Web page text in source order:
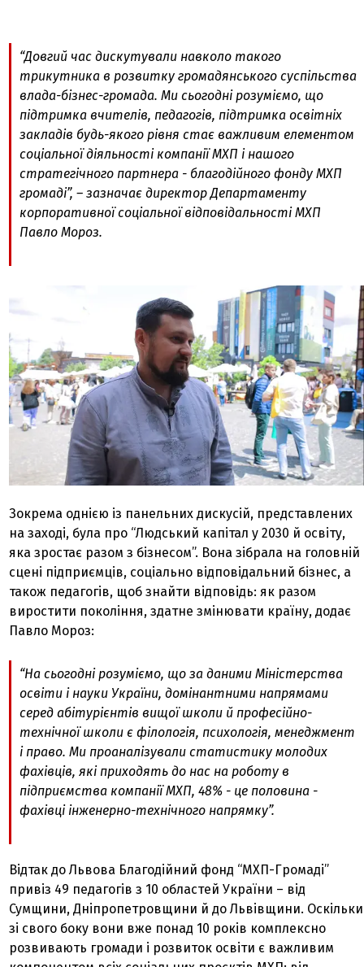
“Довгий час дискутували навколо такого
трикутника в розвитку громадянського суспільства
влада-бізнес-громада. Ми сьогодні розуміємо, що
підтримка вчителів, педагогів, підтримка освітніх
закладів будь-якого рівня стає важливим елементом
соціальної діяльності компанії МХП і нашого
стратегічного партнера - благодійного фонду МХП
громаді”, – зазначає директор Департаменту
корпоративної соціальної відповідальності МХП
Павло Мороз.
Зокрема однією із панельних дискусій, представлених
на заході, була про “Людський капітал у 2030 й освіту,
яка зростає разом з бізнесом”. Вона зібрала на головній
сцені підприємців, соціально відповідальний бізнес, а
також педагогів, щоб знайти відповідь: як разом
виростити покоління, здатне змінювати країну, додає
Павло Мороз:
“На сьогодні розуміємо, що за даними Міністерства
освіти і науки України, домінантними напрямами
серед абітурієнтів вищої школи й професійно-
технічної школи є філологія, психологія, менеджмент
і право. Ми проаналізували статистику молодих
фахівців, які приходять до нас на роботу в
підприємства компанії МХП, 48% - це половина -
фахівці інженерно-технічного напрямку”.
Відтак до Львова Благодійний фонд “МХП-Громаді”
привіз 49 педагогів з 10 областей України – від
Сумщини, Дніпропетровщини й до Львівщини. Оскільки
зі свого боку вони вже понад 10 років комплексно
розвивають громади і розвиток освіти є важливим